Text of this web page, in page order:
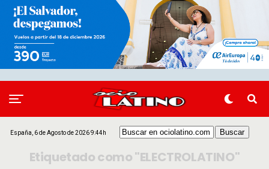
España, 6 de Agosto de 2026 9:44h
Etiquetado como "ELECTROLATINO"